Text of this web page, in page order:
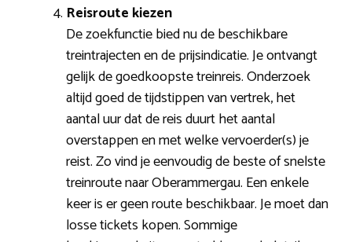
Reisroute kiezen
De zoekfunctie bied nu de beschikbare
treintrajecten en de prijsindicatie. Je ontvangt
gelijk de goedkoopste treinreis. Onderzoek
altijd goed de tijdstippen van vertrek, het
aantal uur dat de reis duurt het aantal
overstappen en met welke vervoerder(s) je
reist. Zo vind je eenvoudig de beste of snelste
treinroute naar Oberammergau. Een enkele
keer is er geen route beschikbaar. Je moet dan
losse tickets kopen. Sommige